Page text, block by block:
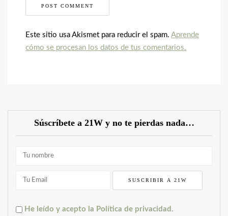
Este sitio usa Akismet para reducir el spam. Aprende
cómo se procesan los datos de tus comentarios.
Súscríbete a 21W y no te pierdas nada…
He leído y acepto la Política de privacidad.